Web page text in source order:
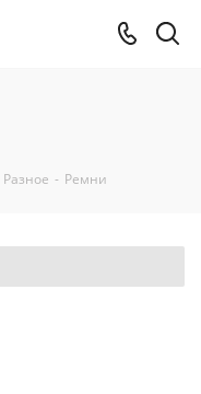
- Ремни